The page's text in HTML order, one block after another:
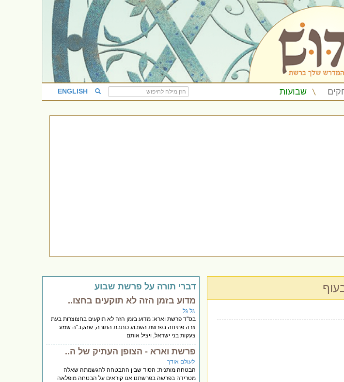
שבועות ENGLISH
דברי תורה על פרשת שבוע
מדוע בזמן הזה לא תוקעים בחצו..
גל גל
בס''ד פרשת וארא: מדוע בזמן הזה לא תוקעים בחצוצרות בעת
צרה פתיחה בפרשת השבוע כותבת התורה, שהקב''ה שמע
צעקות בני ישראל, ויציל אותם
פרשת וארא - הצופן העתיק של ה..
לעולם אודך
הבטחה מותנית: הסוד שבין ההבטחה להגשמתה שאלה
מטרידה בפרשה בפרשתנו אנו קוראים על הבטחה מופלאה